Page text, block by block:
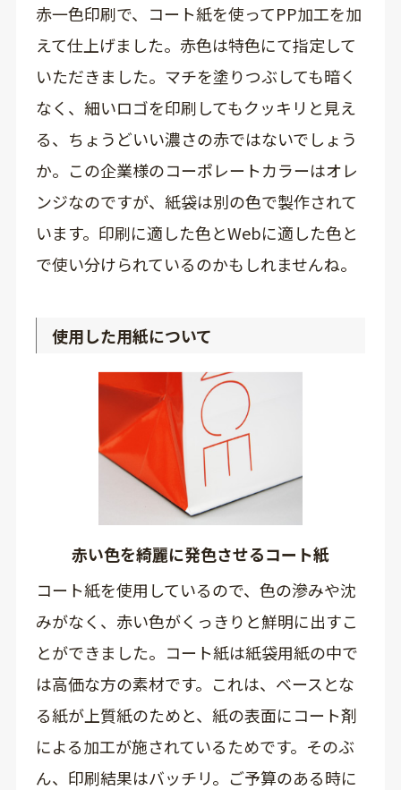
赤一色印刷で、コート紙を使ってPP加工を加
えて仕上げました。赤色は特色にて指定して
いただきました。マチを塗りつぶしても暗く
なく、細いロゴを印刷してもクッキリと見え
る、ちょうどいい濃さの赤ではないでしょう
か。この企業様のコーポレートカラーはオレ
ンジなのですが、紙袋は別の色で製作されて
います。印刷に適した色とWebに適した色と
で使い分けられているのかもしれませんね。
使用した用紙について
赤い色を綺麗に発色させるコート紙
コート紙を使用しているので、色の滲みや沈
みがなく、赤い色がくっきりと鮮明に出すこ
とができました。コート紙は紙袋用紙の中で
は高価な方の素材です。これは、ベースとな
る紙が上質紙のためと、紙の表面にコート剤
による加工が施されているためです。そのぶ
ん、印刷結果はバッチリ。ご予算のある時に